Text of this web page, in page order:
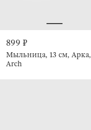
899 ₽
Мыльница, 13 см, Арка,
Arch